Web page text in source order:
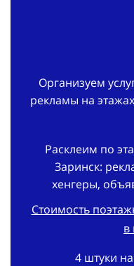
Организуем
рекламы на
Расклеим по
Заринск:
хенгеры,
Стоимость
в
4 штуки